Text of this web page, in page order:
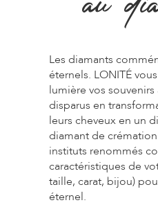
Les diamants
éternels. LONITÉ
lumière vos
disparus en
leurs cheveux en un
diamant de
instituts renommés
caractéristiques de
taille, carat, bijou)
éternel.